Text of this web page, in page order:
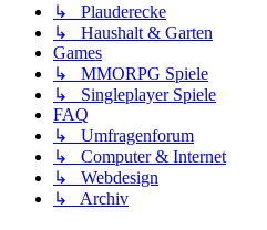
↳ Plauderecke
↳ Haushalt & Garten
Games
↳ MMORPG Spiele
↳ Singleplayer Spiele
FAQ
↳ Umfragenforum
↳ Computer & Internet
↳ Webdesign
↳ Archiv